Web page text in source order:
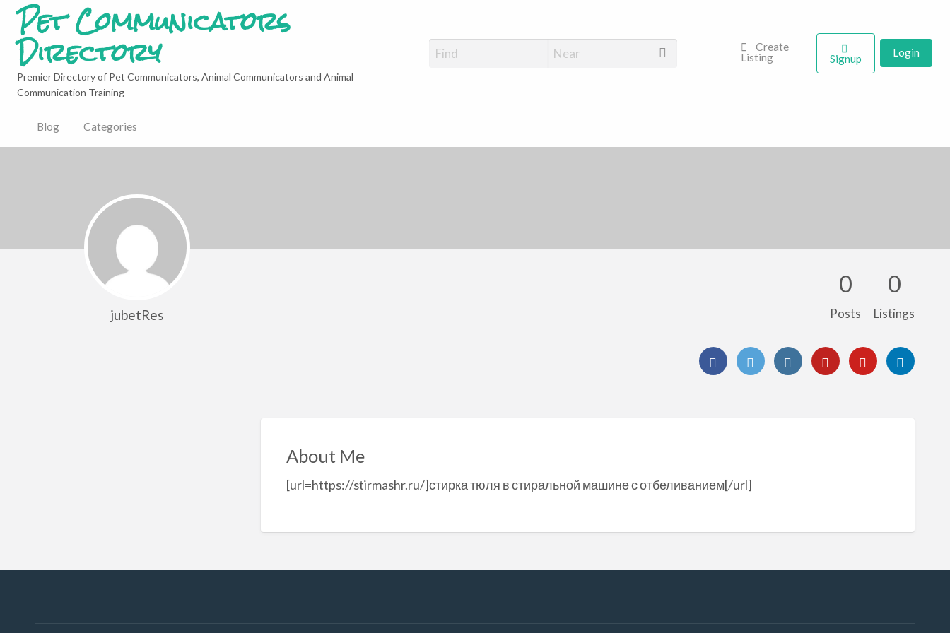
Pet Communicators
Directory
Premier Directory of Pet Communicators, Animal Communicators and Animal
Communication Training
Create
Listing
Signup Login
Blog Categories
jubetRes
0
Posts
0
Listings
About Me
[url=https://stirmashr.ru/]стирка тюля в стиральной машине с отбеливанием[/url]